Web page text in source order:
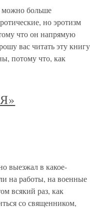
больше
но эротизм
что он напрямую
вас читать эту книгу
потому что, как
выезжал в какое-
на работы, на военные
всякий раз, как
со священником,